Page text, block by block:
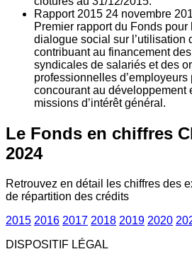
Rapport 2015 24 novembre
Premier rapport du Fonds pour
dialogue social sur l’utilisation
contribuant au financement
syndicales de salariés et des
professionnelles
concourant au développement
missions d’intérêt général.
Le Fonds en chiffres
2024
Retrouvez en détail les chiffres des
de répartition des crédits
2015 2016 2017 2018 2019 2020
DISPOSITIF LÉGAL